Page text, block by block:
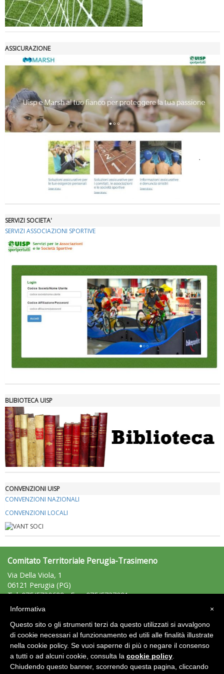
Luglio 2026: "Pensando con i piedi, si possono fare le
rivoluzioni"
Tiziano Pesce a Radio InBlu2000 traccia il bilancio della stagione
Ddl Lobby, Uisp: “Il Parlamento valorizzi le nostre specificità"
Roma
ASSICURAZIONE
SERVIZI SOCIETA'
SERVIZI ASSOCIAZIONI SPORTIVE
BLIBIOTECA UISP
CONVENZIONI UISP
CONVENZIONI NAZIONALI
CONVENZIONI LOCALI
Comitato Territoriale Perugia-Trasimeno
Via Della Viola, 1
06121 Perugia (PG)
Tel: 075/5730699 - Fax: 075/5737091
e-mail:perugiatrasimeno@uisp.it
P.Iva: 02079300543
Area Riservata 2.0
×
Informativa
Questo sito o gli strumenti terzi da questo utilizzati si avvalgono
di cookie necessari al funzionamento ed utili alle finalità illustrate
nella cookie policy. Se vuoi saperne di più o negare il consenso
a tutti o ad alcuni cookie, consulta la cookie policy
Chiudendo questo banner, scorrendo questa pagina, cliccando